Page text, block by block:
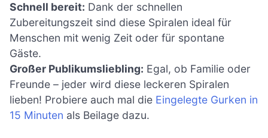
Schnell bereit: Dank der schnellen
Zubereitungszeit sind diese Spiralen ideal für
Menschen mit wenig Zeit oder für spontane
Gäste.
Großer Publikumsliebling: Egal, ob Familie oder
Freunde – jeder wird diese leckeren Spiralen
lieben! Probiere auch mal die Eingelegte Gurken in
15 Minuten als Beilage dazu.